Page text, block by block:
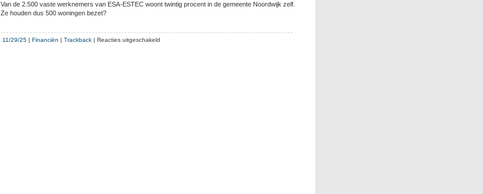
Van de 2.500 vaste werknemers van ESA-ESTEC woont twintig procent in de gemeente Noordwijk zelf.
Ze houden dus 500 woningen bezet?
11/29/25 | Financiën | Trackback | Reacties uitgeschakeld